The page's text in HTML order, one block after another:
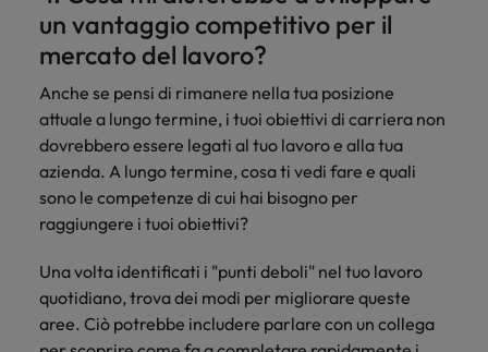
un vantaggio competitivo per il
mercato del lavoro?
Anche se pensi di rimanere nella tua posizione
attuale a lungo termine, i tuoi obiettivi di carriera non
dovrebbero essere legati al tuo lavoro e alla tua
azienda. A lungo termine, cosa ti vedi fare e quali
sono le competenze di cui hai bisogno per
raggiungere i tuoi obiettivi?
Una volta identificati i "punti deboli" nel tuo lavoro
quotidiano, trova dei modi per migliorare queste
aree. Ciò potrebbe includere parlare con un collega